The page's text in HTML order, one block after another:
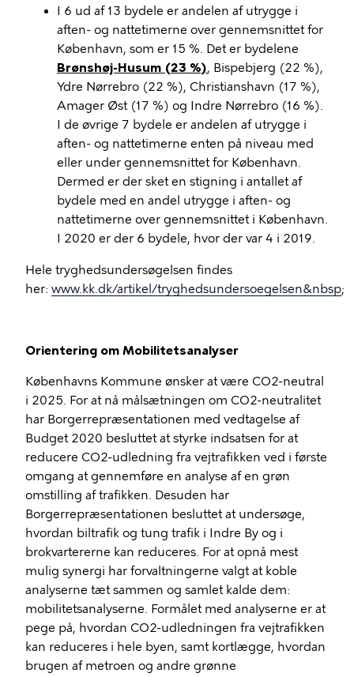
I 6 ud af 13 bydele er andelen af utrygge i
aften- og nattetimerne over gennemsnittet for
København, som er 15 %. Det er bydelene
Brønshøj-Husum (23 %), Bispebjerg (22 %),
Ydre Nørrebro (22 %), Christianshavn (17 %),
Amager Øst (17 %) og Indre Nørrebro (16 %).
I de øvrige 7 bydele er andelen af utrygge i
aften- og nattetimerne enten på niveau med
eller under gennemsnittet for København.
Dermed er der sket en stigning i antallet af
bydele med en andel utrygge i aften- og
nattetimerne over gennemsnittet i København.
I 2020 er der 6 bydele, hvor der var 4 i 2019.
Hele tryghedsundersøgelsen findes
her: www.kk.dk/artikel/tryghedsundersoegelsen&nbsp;
Orientering om Mobilitetsanalyser
Københavns Kommune ønsker at være CO2-neutral
i 2025. For at nå målsætningen om CO2-neutralitet
har Borgerrepræsentationen med vedtagelse af
Budget 2020 besluttet at styrke indsatsen for at
reducere CO2-udledning fra vejtrafikken ved i første
omgang at gennemføre en analyse af en grøn
omstilling af trafikken. Desuden har
Borgerrepræsentationen besluttet at undersøge,
hvordan biltrafik og tung trafik i Indre By og i
brokvartererne kan reduceres. For at opnå mest
mulig synergi har forvaltningerne valgt at koble
analyserne tæt sammen og samlet kalde dem:
mobilitetsanalyserne. Formålet med analyserne er at
pege på, hvordan CO2-udledningen fra vejtrafikken
kan reduceres i hele byen, samt kortlægge, hvordan
brugen af metroen og andre grønne